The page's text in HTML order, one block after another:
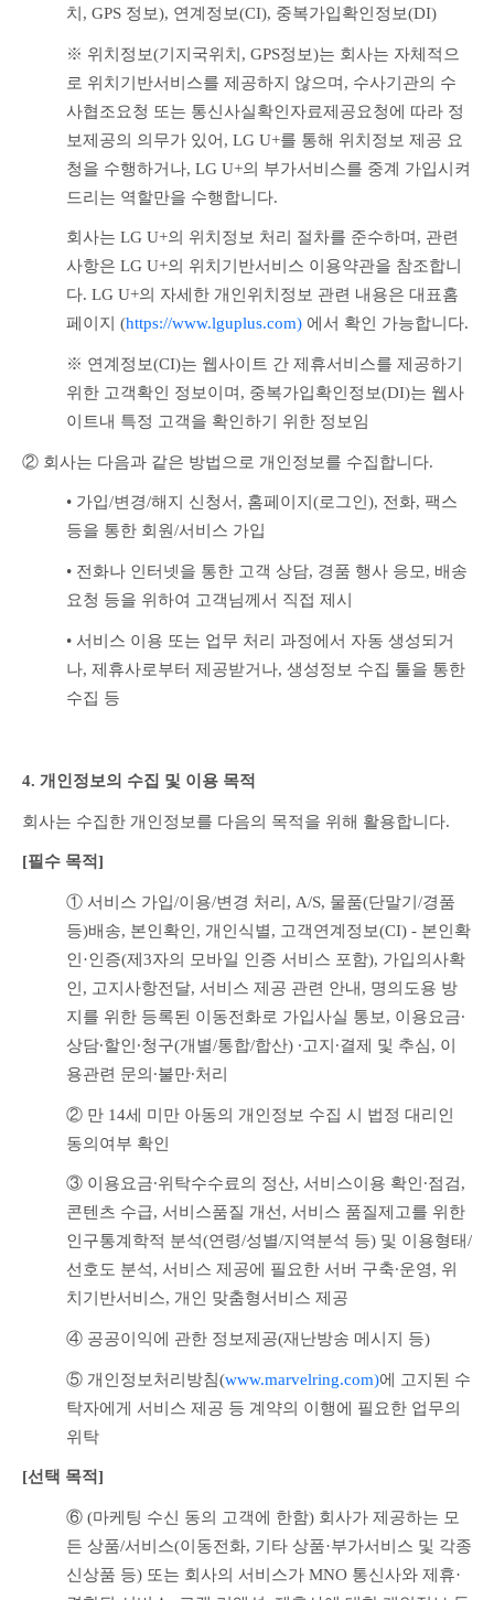
치, GPS 정보), 연계정보(CI), 중복가입확인정보(DI)
※ 위치정보(기지국위치, GPS정보)는 회사는 자체적으
로 위치기반서비스를 제공하지 않으며, 수사기관의 수
사협조요청 또는 통신사실확인자료제공요청에 따라 정
보제공의 의무가 있어, LG U+를 통해 위치정보 제공 요
청을 수행하거나, LG U+의 부가서비스를 중계 가입시켜
드리는 역할만을 수행합니다.
회사는 LG U+의 위치정보 처리 절차를 준수하며, 관련
사항은 LG U+의 위치기반서비스 이용약관을 참조합니
다. LG U+의 자세한 개인위치정보 관련 내용은 대표홈
페이지 (https://www.lguplus.com) 에서 확인 가능합니다.
※ 연계정보(CI)는 웹사이트 간 제휴서비스를 제공하기
위한 고객확인 정보이며, 중복가입확인정보(DI)는 웹사
이트내 특정 고객을 확인하기 위한 정보임
② 회사는 다음과 같은 방법으로 개인정보를 수집합니다.
• 가입/변경/해지 신청서, 홈페이지(로그인), 전화, 팩스
등을 통한 회원/서비스 가입
• 전화나 인터넷을 통한 고객 상담, 경품 행사 응모, 배송
요청 등을 위하여 고객님께서 직접 제시
• 서비스 이용 또는 업무 처리 과정에서 자동 생성되거
나, 제휴사로부터 제공받거나, 생성정보 수집 툴을 통한
수집 등
4. 개인정보의 수집 및 이용 목적
회사는 수집한 개인정보를 다음의 목적을 위해 활용합니다.
[필수 목적]
① 서비스 가입/이용/변경 처리, A/S, 물품(단말기/경품
등)배송, 본인확인, 개인식별, 고객연계정보(CI) - 본인확
인·인증(제3자의 모바일 인증 서비스 포함), 가입의사확
인, 고지사항전달, 서비스 제공 관련 안내, 명의도용 방
지를 위한 등록된 이동전화로 가입사실 통보, 이용요금∙
상담∙할인∙청구(개별/통합/합산) ∙고지∙결제 및 추심, 이
용관련 문의∙불만∙처리
② 만 14세 미만 아동의 개인정보 수집 시 법정 대리인
동의여부 확인
③ 이용요금∙위탁수수료의 정산, 서비스이용 확인∙점검,
콘텐츠 수급, 서비스품질 개선, 서비스 품질제고를 위한
인구통계학적 분석(연령/성별/지역분석 등) 및 이용형태/
선호도 분석, 서비스 제공에 필요한 서버 구축∙운영, 위
치기반서비스, 개인 맞춤형서비스 제공
④ 공공이익에 관한 정보제공(재난방송 메시지 등)
⑤ 개인정보처리방침(www.marvelring.com)에 고지된 수
탁자에게 서비스 제공 등 계약의 이행에 필요한 업무의
위탁
[선택 목적]
⑥ (마케팅 수신 동의 고객에 한함) 회사가 제공하는 모
든 상품/서비스(이동전화, 기타 상품·부가서비스 및 각종
신상품 등) 또는 회사의 서비스가 MNO 통신사와 제휴·